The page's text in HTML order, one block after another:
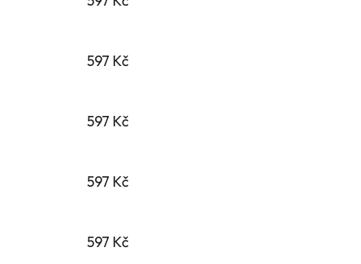
597 Kč
597 Kč
597 Kč
597 Kč